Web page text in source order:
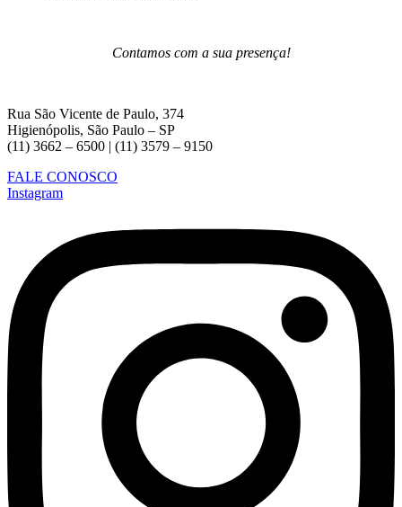
Contamos com a sua presença!
Rua São Vicente de Paulo, 374
Higienópolis, São Paulo – SP
(11) 3662 – 6500 | (11) 3579 – 9150
FALE CONOSCO
Instagram